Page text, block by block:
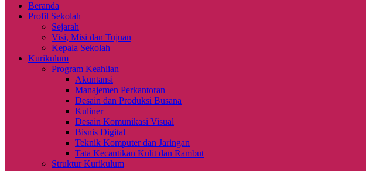
Beranda
Profil Sekolah
Sejarah
Visi, Misi dan Tujuan
Kepala Sekolah
Kurikulum
Program Keahlian
Akuntansi
Manajemen Perkantoran
Desain dan Produksi Busana
Kuliner
Desain Komunikasi Visual
Bisnis Digital
Teknik Komputer dan Jaringan
Tata Kecantikan Kulit dan Rambut
Struktur Kurikulum